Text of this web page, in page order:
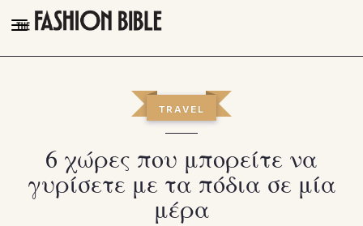
THE FASHION BIBLE
TALK OF THE TOWN
PLEASURES
TRAVEL
6 χώρες που μπορείτε να
γυρίσετε με τα πόδια σε μία
μέρα